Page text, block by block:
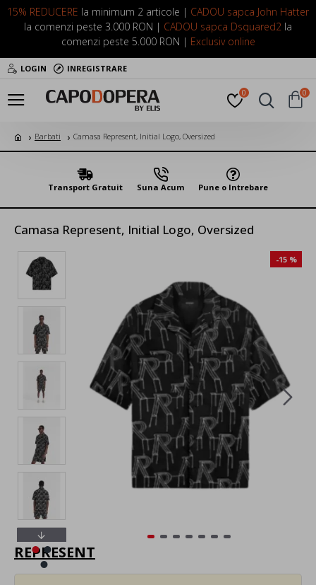
15% REDUCERE la minimum 2 articole | CADOU sapca John Hatter
la comenzi peste 3.000 RON | CADOU sapca Dsquared2 la
comenzi peste 5.000 RON | Exclusiv online
LOGIN INREGISTRARE
0 0
Barbati Camasa Represent, Initial Logo, Oversized
Transport Gratuit Suna Acum Pune o Intrebare
Camasa Represent, Initial Logo, Oversized
-15 %
REPRESENT